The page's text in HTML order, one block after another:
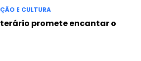
E CULTURA
promete encantar o